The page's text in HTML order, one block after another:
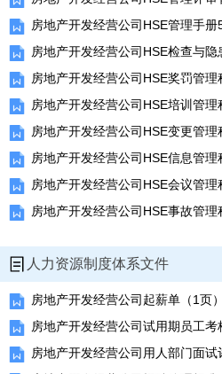
房地产开发经营公司HSE管理手
房地产开发经营公司HSE检查与
房地产开发经营公司HSE奖罚管
房地产开发经营公司HSE培训管
房地产开发经营公司HSE变更管
房地产开发经营公司HSE信息管
房地产开发经营公司HSE会议管
房地产开发经营公司HSE事故管
人力资源制度体系文件
房地产开发经营公司起薪单（1页
房地产开发经营公司试用期员工
房地产开发经营公司用人部门面